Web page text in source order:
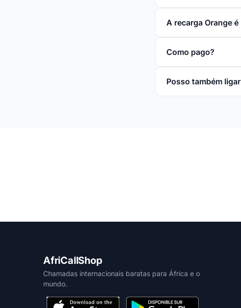
A recarga Orange
Como pago?
Posso também
AfriCallShop
Chamadas internacionais baratas para África e o
mundo.